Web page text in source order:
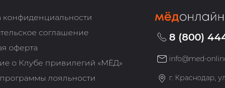
конфиденциальности
соглашение
оферта
о Клубе привилегий «МЁД»
лояльности
8 (800)
info@med-
г. Краснодар,